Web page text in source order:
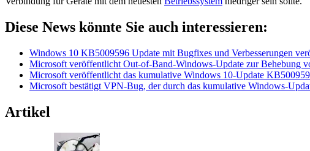
Diese News könnte Sie auch interessieren:
Windows 10 KB5009596 Update mit Bugfixes und Verbesserungen
Microsoft veröffentlicht Out-of-Band-Windows-Update zur Behebung
Microsoft veröffentlicht das kumulative Windows 10-Update
Microsoft bestätigt VPN-Bug, der durch das kumulative Windows-
Artikel